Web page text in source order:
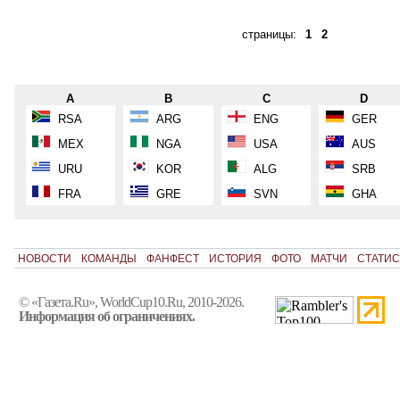
страницы: 1 2
A
RSA
MEX
URU
FRA
B
ARG
NGA
KOR
GRE
C
ENG
USA
ALG
SVN
D
GER
AUS
SRB
GHA
НОВОСТИ КОМАНДЫ ФАНФЕСТ ИСТОРИЯ ФОТО МАТЧИ
© «Газета.Ru», WorldCup10.Ru, 2010-2026.
Информация об ограничениях.